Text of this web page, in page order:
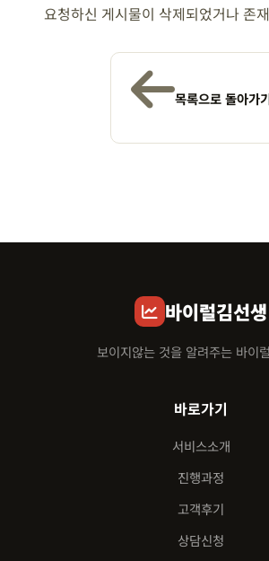
요청하신 게시물이 삭제되었거나 존
목록으로 돌아가
바이럴김선생
보이지않는 것을 알려주는 바이
바로가기
서비스소개
진행과정
고객후기
상담신청